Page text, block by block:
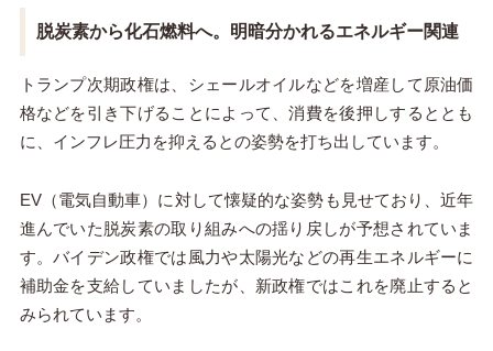
脱炭素から化石燃料へ。明暗分かれるエネルギー関連
トランプ次期政権は、シェールオイルなどを増産して原油価
格などを引き下げることによって、消費を後押しするととも
に、インフレ圧力を抑えるとの姿勢を打ち出しています。
EV（電気自動車）に対して懐疑的な姿勢も見せており、近年
進んでいた脱炭素の取り組みへの揺り戻しが予想されていま
す。バイデン政権では風力や太陽光などの再生エネルギーに
補助金を支給していましたが、新政権ではこれを廃止すると
みられています。